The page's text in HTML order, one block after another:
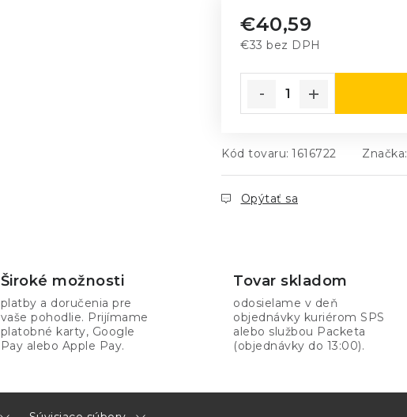
€40,59
€33 bez DPH
Kód tovaru: 1616722 Značka:
Opýtať sa
Široké možnosti
platby a doručenia pre
vaše pohodlie. Prijímame
platobné karty, Google
Pay alebo Apple Pay.
Tovar skladom
odosielame v deň
objednávky kuriérom SPS
alebo službou Packeta
(objednávky do 13:00).